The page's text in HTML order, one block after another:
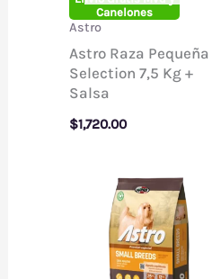
Canelones
Astro
Astro Raza Pequeña
Selection 7,5 Kg +
Salsa
$1,720.00